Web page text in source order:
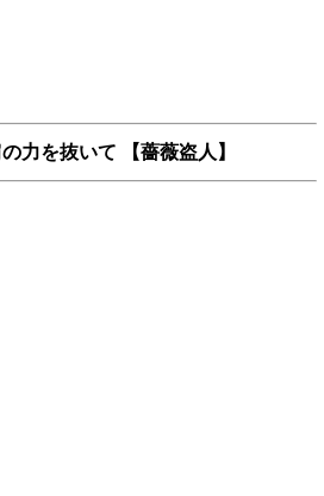
力を抜いて 【薔薇盗人】